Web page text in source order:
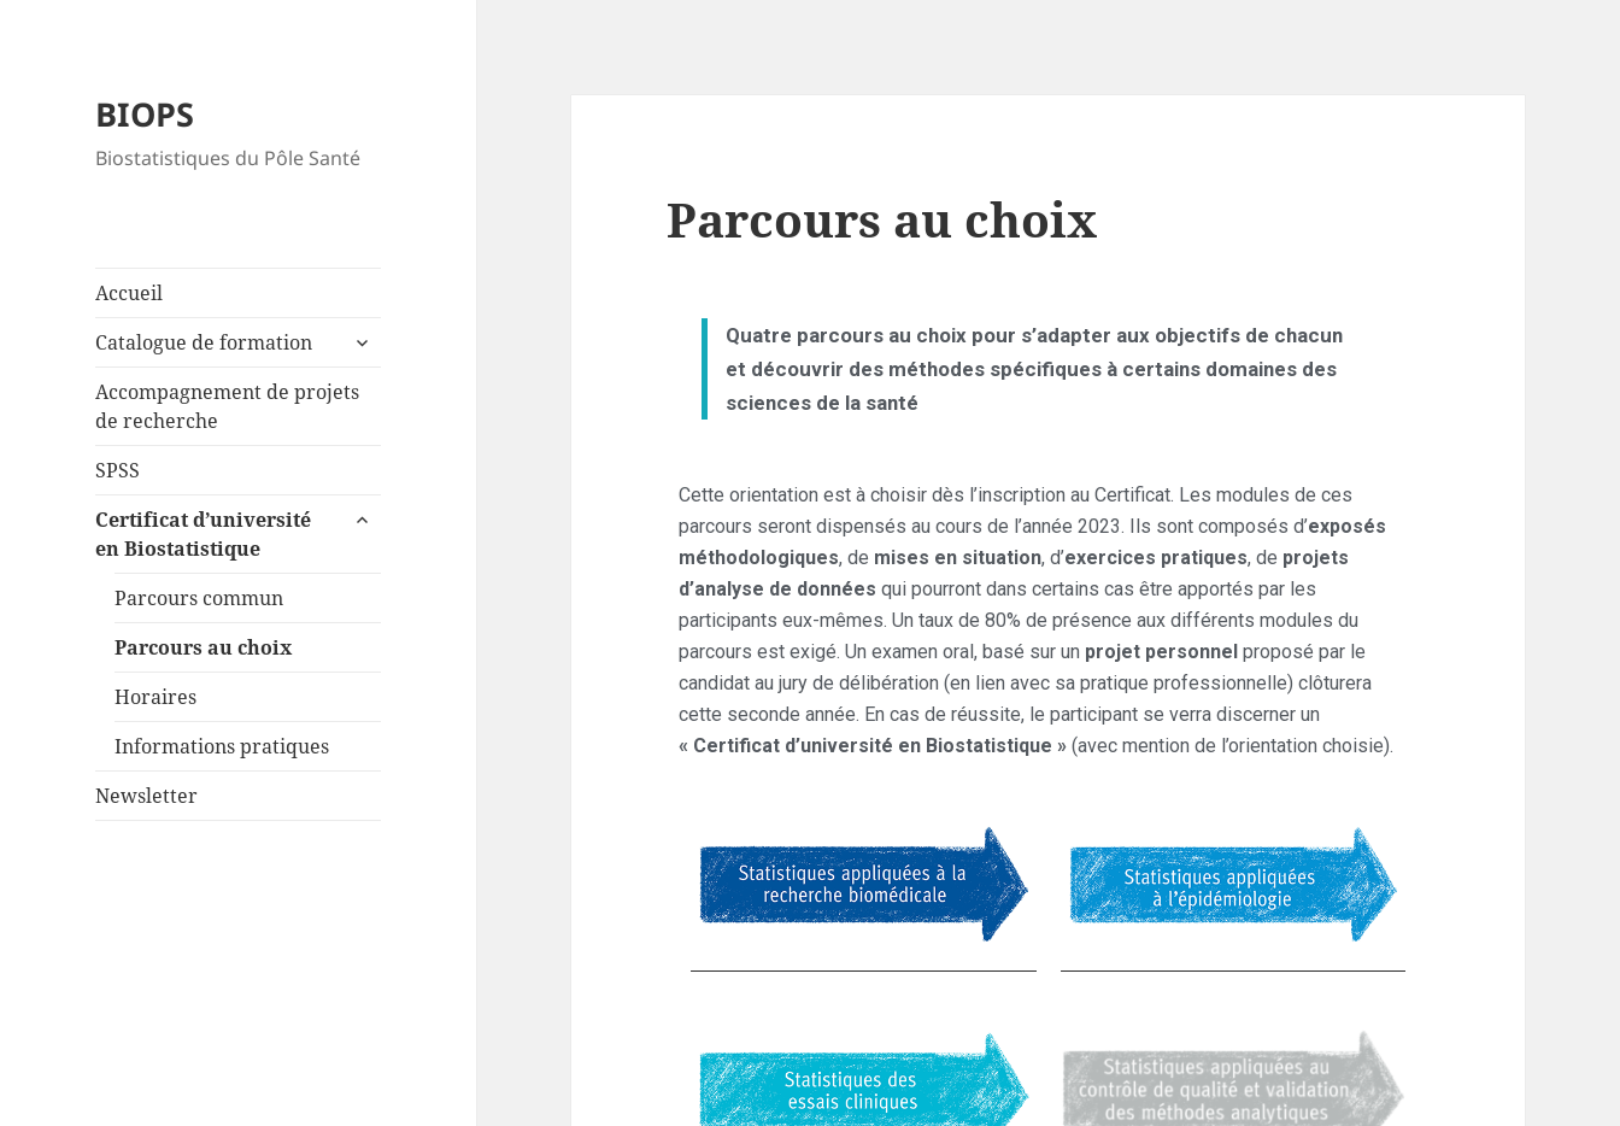
BIOPS
Biostatistiques du Pôle Santé
Accueil
Catalogue de formation
Accompagnement de projets
de recherche
SPSS
Certificat d’université
en Biostatistique
Parcours commun
Parcours au choix
Horaires
Informations pratiques
Newsletter
Parcours au choix
Quatre parcours au choix pour s’adapter aux objectifs de chacun
et découvrir des méthodes spécifiques à certains domaines des
sciences de la santé
Cette orientation est à choisir dès l’inscription au Certificat. Les modules de ces
parcours seront dispensés au cours de l’année 2023. Ils sont composés d’exposés
méthodologiques, de mises en situation, d’exercices pratiques, de projets
d’analyse de données qui pourront dans certains cas être apportés par les
participants eux-mêmes. Un taux de 80% de présence aux différents modules du
parcours est exigé. Un examen oral, basé sur un projet personnel proposé par le
candidat au jury de délibération (en lien avec sa pratique professionnelle) clôturera
cette seconde année. En cas de réussite, le participant se verra discerner un
« Certificat d’université en Biostatistique »(avec mention de l’orientation choisie).